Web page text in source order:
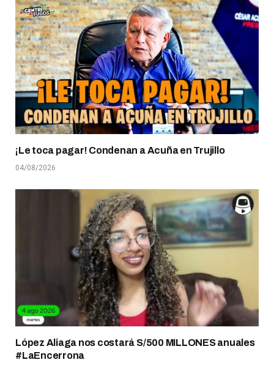
¡Le toca pagar! Condenan a Acuña en Trujillo
04/08/2026
López Aliaga nos costará S/500 MILLONES anuales
#LaEncerrona